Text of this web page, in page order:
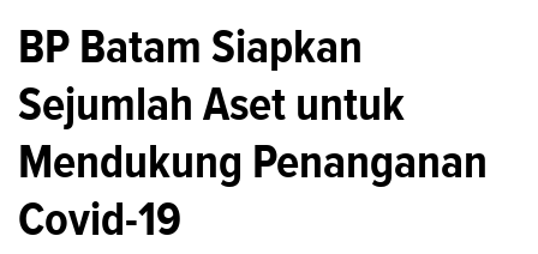
BP Batam Siapkan
Sejumlah Aset untuk
Mendukung Penanganan
Covid-19